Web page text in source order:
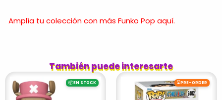
Amplía tu colección con más Funko Pop aquí.
También puede interesarte
📦EN STOCK ⌛PRE-ORDER